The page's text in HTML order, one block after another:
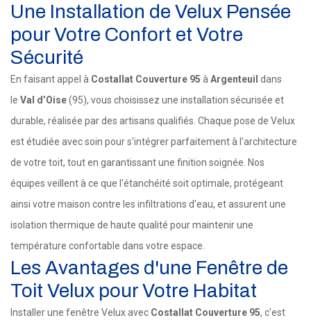
Une Installation de Velux Pensée
pour Votre Confort et Votre
Sécurité
En faisant appel à Costallat Couverture 95 à Argenteuil dans
le Val d’Oise(95), vous choisissez une installation sécurisée et
durable, réalisée par des artisans qualifiés. Chaque pose de Velux
est étudiée avec soin pour s'intégrer parfaitement à l’architecture
de votre toit, tout en garantissant une finition soignée. Nos
équipes veillent à ce que l'étanchéité soit optimale, protégeant
ainsi votre maison contre les infiltrations d'eau, et assurent une
isolation thermique de haute qualité pour maintenir une
température confortable dans votre espace.
Les Avantages d'une Fenêtre de
Toit Velux pour Votre Habitat
Installer une fenêtre Velux avec Costallat Couverture 95, c'est